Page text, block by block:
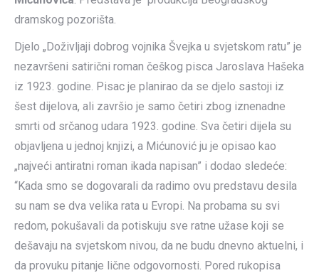
dramskog pozorišta.
Djelo „Doživljaji dobrog vojnika Švejka u svjetskom ratu” je
nezavršeni satirični roman češkog pisca Jaroslava Hašeka
iz 1923. godine. Pisac je planirao da se djelo sastoji iz
šest dijelova, ali završio je samo četiri zbog iznenadne
smrti od srčanog udara 1923. godine. Sva četiri dijela su
objavljena u jednoj knjizi, a Mićunović ju je opisao kao
„najveći antiratni roman ikada napisan” i dodao sledeće:
“Kada smo se dogovarali da radimo ovu predstavu desila
su nam se dva velika rata u Evropi. Na probama su svi
redom, pokušavali da potiskuju sve ratne užase koji se
dešavaju na svjetskom nivou, da ne budu dnevno aktuelni, i
da provuku pitanje lične odgovornosti. Pored rukopisa